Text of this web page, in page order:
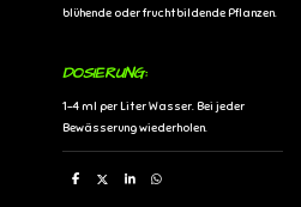
blühende oder fruchtbildende Pflanzen.
DOSIERUNG:
1-4 ml per Liter Wasser. Bei jeder
Bewässerung wiederholen.
T
T
T
T